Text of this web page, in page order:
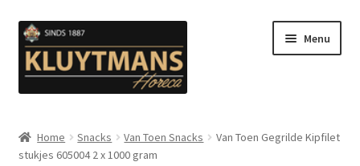
Ga
door
naar
navigatie
Ga
naar
de
inhoud
Menu
Kip en Gevogelte
Home Snacks Van Toen Snacks
Van Toen Gegrilde Kipfilet
stukjes 605004 2 x 1000 gram